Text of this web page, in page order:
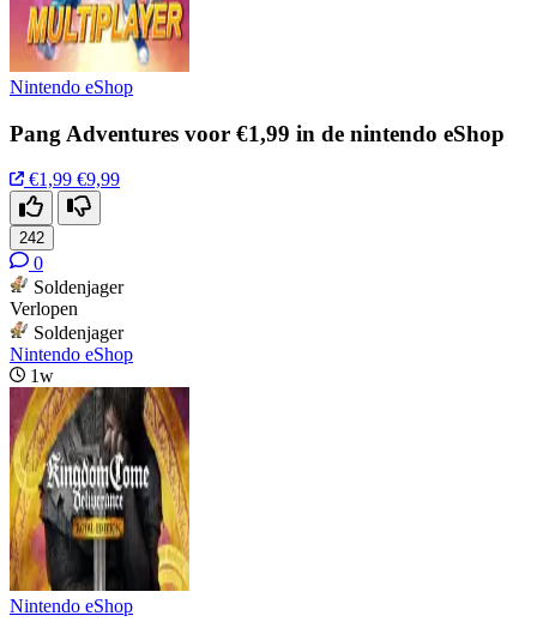
Nintendo eShop
Pang Adventures voor €1,99 in de nintendo eShop
€1,99 €9,99
242
0
Soldenjager
Verlopen
Soldenjager
Nintendo eShop
1w
Nintendo eShop